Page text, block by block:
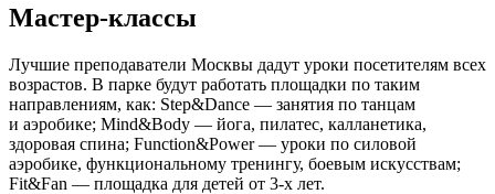
Мастер-классы
Лучшие преподаватели Москвы дадут уроки посетителям всех
возрастов. В парке будут работать площадки по таким
направлениям, как: Step&Dance — занятия по танцам
и аэробике; Mind&Body — йога, пилатес, калланетика,
здоровая спина; Function&Power — уроки по силовой
аэробике, функциональному тренингу, боевым искусствам;
Fit&Fan — площадка для детей от 3-х лет.